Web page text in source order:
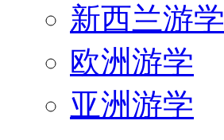
新西兰游学
欧洲游学
亚洲游学